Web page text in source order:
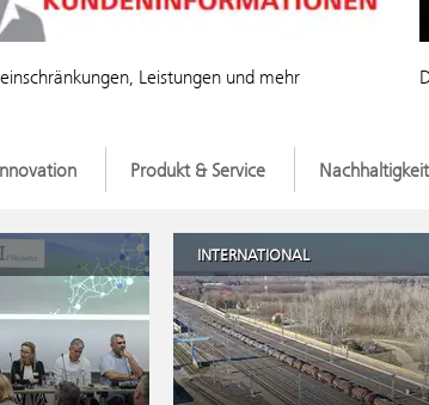
Leistungen und mehr
Produkt & Service Nachhaltigkeit
INTERNATIONAL